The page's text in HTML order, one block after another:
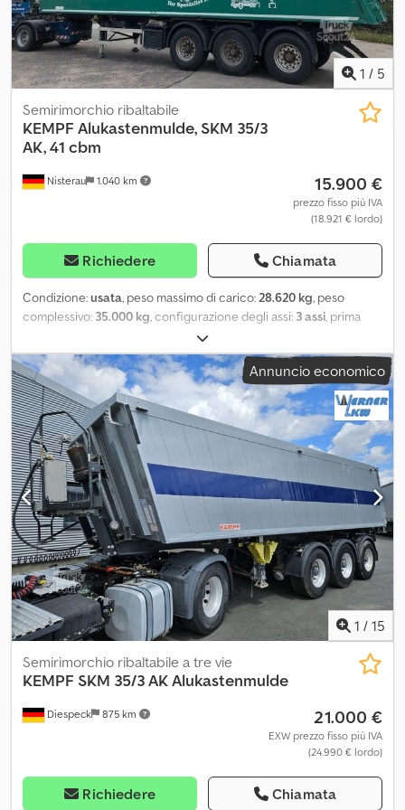
1 / 5
Nisterau 1.040 km
Semirimorchio ribaltabile
KEMPF Alukastenmulde, SKM 35/3
AK, 41 cbm
15.900 €
prezzo fisso più IVA
(18.921 € lordo)
Richiedere Chiamata
Condizione:usata, peso massimo di carico:28.620 kg, peso
complessivo: 35.000 kg, configurazione degli assi: 3 assi, prima
, lunghezza spazio di carico:
larghezza vano di carico:2.430 mm, altezza vano di carico:1.600
mm, volume dello spazio di carico:41 m³, Anno di produzione:
2012, Equipaggiamento:ABS
, Sospensioni ad aria, asse sollevabile,
tamburi BPW, EBS, cerchi in alluminio, staffe di sostegno in
alluminio ribaltabili, illuminazione vano di carico, scala di accesso,
parafanghi semiguscio in PVC, paratia anti-intrusione pieghevole
in alluminio (UFS), AFS bilaterale, pareti laterali in profilato cavo di
alluminio, parete anteriore 5 mm, pavimento 7 mm, parete
posteriore in profili di alluminio da 40 mm sovrapposti, cursore,
tramoggia con sacco raccoglipolvere, passerella con scala,
telone avvolgibile in PVC con chiusura centralizzata, targa
riflettente, WZK Cedpfx Asxfd Sfecyorf
Annuncio economico
1 / 15
Diespeck 875 km
Semirimorchio ribaltabile a tre vie
KEMPF SKM 35/3 AK Alukastenmulde
21.000 €
EXW prezzo fisso più IVA
(24.990 € lordo)
Richiedere Chiamata